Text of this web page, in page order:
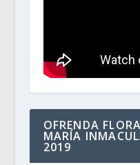
OFRENDA
MARÍA
2019